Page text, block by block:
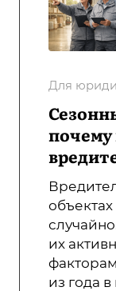
Для
их
из года